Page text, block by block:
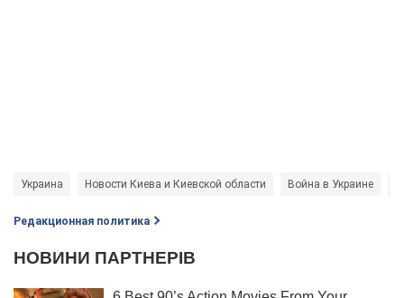
Украина Новости Киева и Киевской области Война в Украине
Редакционная политика